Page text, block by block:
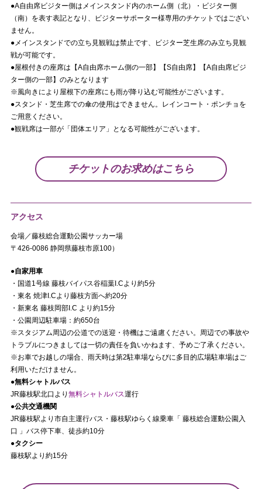
●A自由席ビジター側はメインスタンド内のホーム側（北）・ビジター側
（南）を表す表記となり、ビジターサポーター様専用のチケットではござい
ません。
●メインスタンドでの立ち見観戦は禁止です、ビジター芝生席のみ立ち見観
戦が可能です。
●屋根付きの座席は【A自由席ホーム側の一部】【S自由席】【A自由席ビジ
ター側の一部】のみとなります
※風向きにより屋根下の座席にも雨が降り込む可能性がございます。
●スタンド・芝生席での傘の使用はできません。レインコート・ポンチョを
ご用意ください。
●観戦席は一部が「団体エリア」となる可能性がございます。
チケットのお求めはこちら
アクセス
会場／藤枝総合運動公園サッカー場
〒426-0086 静岡県藤枝市原100）
●自家用車
・国道1号線 藤枝バイパス谷稲葉I.Cより約5分
・東名 焼津I.Cより藤枝方面へ約20分
・新東名 藤枝岡部I.C より約15分
・公園周辺駐車場：約650台
※スタジアム周辺の公道での送迎・待機はご遠慮ください。周辺での事故や
トラブルにつきましては一切の責任を負いかねます、予めご了承ください。
※お車でお越しの場合、雨天時は第2駐車場ならびに多目的広場駐車場はご
利用いただけません。
●無料シャトルバス
JR藤枝駅北口より 無料シャトルバス運行
●公共交通機関
JR藤枝駅より市自主運行バス・藤枝駅ゆらく線乗車「 藤枝総合運動公園入
口 」バス停下車、徒歩約10分
●タクシー
藤枝駅より約15分